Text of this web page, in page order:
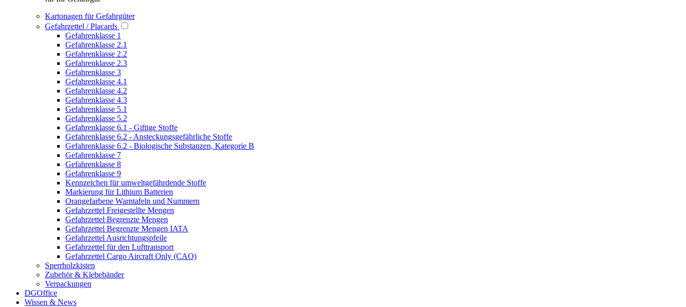
Kartonagen für Gefahrgüter
Gefahrzettel / Placards
Gefahrenklasse 1
Gefahrenklasse 2.1
Gefahrenklasse 2.2
Gefahrenklasse 2.3
Gefahrenklasse 3
Gefahrenklasse 4.1
Gefahrenklasse 4.2
Gefahrenklasse 4.3
Gefahrenklasse 5.1
Gefahrenklasse 5.2
Gefahrenklasse 6.1 - Giftige Stoffe
Gefahrenklasse 6.2 - Ansteckungsgefährliche Stoffe
Gefahrenklasse 6.2 - Biologische Substanzen, Kategorie B
Gefahrenklasse 7
Gefahrenklasse 8
Gefahrenklasse 9
Kennzeichen für umweltgefährdende Stoffe
Markierung für Lithium Batterien
Orangefarbene Warntafeln und Nummern
Gefahrzettel Freigestellte Mengen
Gefahrzettel Begrenzte Mengen
Gefahrzettel Begrenzte Mengen IATA
Gefahrzettel Ausrichtungspfeile
Gefahrzettel für den Lufttransport
Gefahrzettel Cargo Aircraft Only (CAO)
Sperrholzkisten
Zubehör & Klebebänder
Verpackungen
DGOffice
Wissen & News